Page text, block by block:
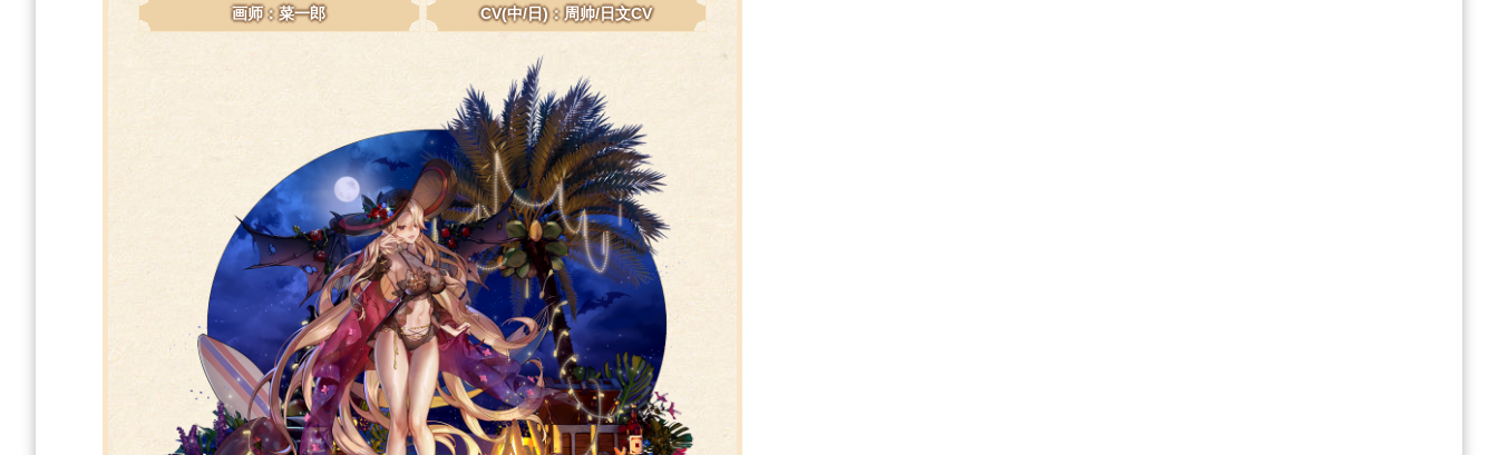
画师：菜一郎 CV(中/日)：周帅/日文CV